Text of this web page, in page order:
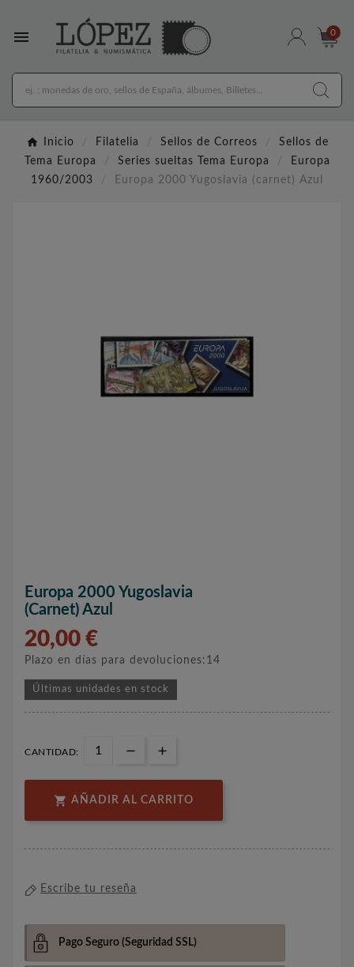
 0
Inicio Filatelia Sellos de Correos
Sellos de
Tema Europa
Series sueltas Tema Europa
Europa
1960/2003
Europa 2000 Yugoslavia (carnet) Azul
Europa 2000 Yugoslavia
(carnet) Azul
20,00 €
Plazo en días para devoluciones:14
Últimas unidades en stock
CANTIDAD:
 AÑADIR AL CARRITO
Escribe tu reseña
Pago Seguro (Seguridad SSL)